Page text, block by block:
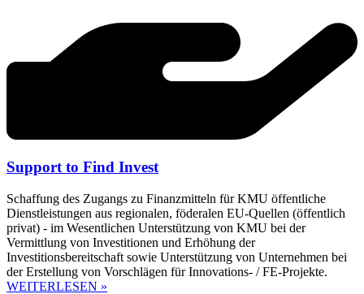
Support to Find Invest
Schaffung des Zugangs zu Finanzmitteln für KMU öffentliche
Dienstleistungen aus regionalen, föderalen EU-Quellen (öffentlich
privat) - im Wesentlichen Unterstützung von KMU bei der
Vermittlung von Investitionen und Erhöhung der
Investitionsbereitschaft sowie Unterstützung von Unternehmen bei
der Erstellung von Vorschlägen für Innovations- / FE-Projekte.
WEITERLESEN »